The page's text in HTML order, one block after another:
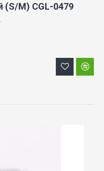
(S/M) CGL-0479